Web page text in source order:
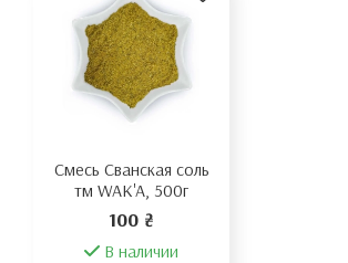
Смесь Сванская соль
тм WAK'A, 500г
100 ₴
В наличии